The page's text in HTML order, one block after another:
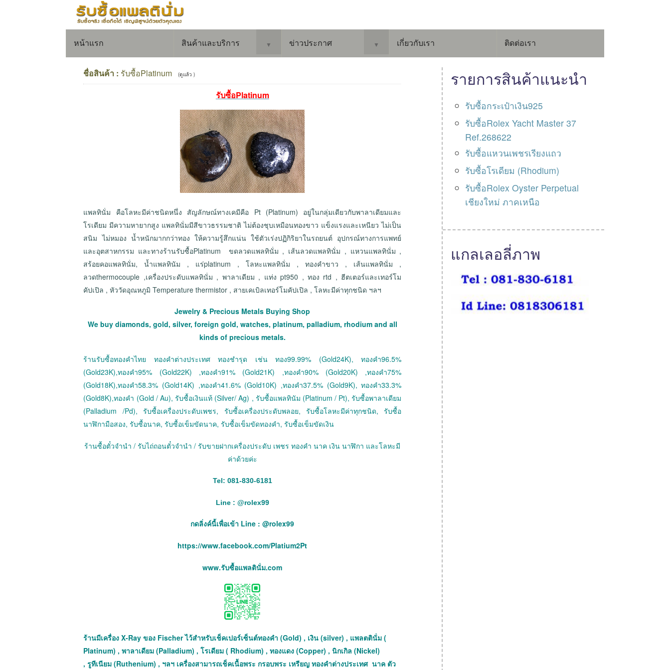
หน้าแรก สินค้าและบริการ ▼ ข่าวประกาศ ▼ เกี่ยวกับเรา ติดต่อเรา
ชื่อสินค้า : รับซื้อPlatinum (ดูแล้ว )
รับซื้อPlatinum
แพลทินั่ม คือโลหะมีค่าชนิดหนึ่ง สัญลักษณ์ทางเคมีคือ Pt (Platinum) อยู่ในกลุ่มเดียวกับพาลาเดียมและ
โรเดียม มีความหายากสูง แพลทินั่มมีสีขาวธรรมชาติ ไม่ต้องชุบเหมือนทองขาว แข็งแรงและเหนียว ไม่เป็น
สนิม ไม่หมอง น้ำหนักมากกว่าทอง ให้ความรู้สึกแน่น ใช้ตัวเร่งปฏิกิริยาในรถยนต์ อุปกรณ์ทางการแพทย์
และอุตสาหกรรม และทางร้านรับซื้อPlatinum ขดลวดแพลทินั่ม , เส้นลวดแพลทินั่ม , แหวนแพลทินั่ม ,
สร้อยคอแพลทินั่ม, น้ำแพลทินัม , แร่platinum , โลหะแพลทินั่ม , ทองคำขาว , เส้นแพลทินั่ม ,
ลวดthermocouple ,เครื่องประดับแพลทินั่ม , พาลาเดียม , แท่ง pt950 , ทอง rtd , ฮีตเตอร์และเทอร์โม
คัปเปิล , หัววัดอุณหภูมิ Temperature thermistor , สายเคเบิลเทอร์โมคัปเปิล , โลหะมีค่าทุกชนิด ฯลฯ
Jewelry & Precious Metals Buying Shop
We buy diamonds, gold, silver, foreign gold, watches, platinum, palladium, rhodium and all
kinds of precious metals.
ร้านรับซื้อทองคำไทย ทองคำต่างประเทศ ทองชำรุด เช่น ทอง99.99% (Gold24K), ทองคำ96.5%
(Gold23K),ทองคำ95% (Gold22K) ,ทองคำ91% (Gold21K) ,ทองคำ90% (Gold20K) ,ทองคำ75%
(Gold18K),ทองคำ58.3% (Gold14K) ,ทองคำ41.6% (Gold10K) ,ทองคำ37.5% (Gold9K), ทองคำ33.3%
(Gold8K),ทองคำ (Gold / Au), รับซื้อเงินแท้ (Silver/ Ag) , รับซื้อแพลทินัม (Platinum / Pt), รับซื้อพาลาเดียม
(Palladium /Pd), รับซื้อเครื่องประดับเพชร, รับซื้อเครื่องประดับพลอย, รับซื้อโลหะมีค่าทุกชนิด, รับซื้อ
นาฬิกามือสอง, รับซื้อนาค, รับซื้อเข็มขัดนาค, รับซื้อเข็มขัดทองคำ, รับซื้อเข็มขัดเงิน
ร้านซื้อตั๋วจำนำ / รับไถ่ถอนตั๋วจำนำ / รับขายฝากเครื่องประดับ เพชร ทองคำ นาค เงิน นาฬิกา และโลหะมี
ค่าด้วยค่ะ
Tel: 081-830-6181
Line : @rolex99
กดลิ่งค์นี้เพื่อเข้า Line : @rolex99
https://www.facebook.com/Platium2Pt
www.รับซื้อแพลตินั่ม.com
ร้านมีเครื่อง X-Ray ของ Fischer ไว้สำหรับเช็คเปอร์เซ็นต์ทองคำ (Gold) , เงิน (silver) , แพลตตินั่ม (
Platinum) , พาลาเดียม (Palladium) , โรเดียม ( Rhodium) , ทองแดง (Copper) , นิกเกิล (Nickel)
, รูทีเนียม (Ruthenium) , ฯลฯ เครื่องสามารถเช็คเนื้อพระ กรอบพระ เหรียญ ทองคำต่างประเทศ นาค ตัว
รายการสินค้าแนะนำ
รับซื้อกระเป๋าเงิน925
รับซื้อRolex Yacht Master 37
Ref.268622
รับซื้อแหวนเพชรเรียงแถว
รับซื้อโรเดียม (Rhodium)
รับซื้อRolex Oyster Perpetual
เชียงใหม่ ภาคเหนือ
แกลเลอลี่ภาพ